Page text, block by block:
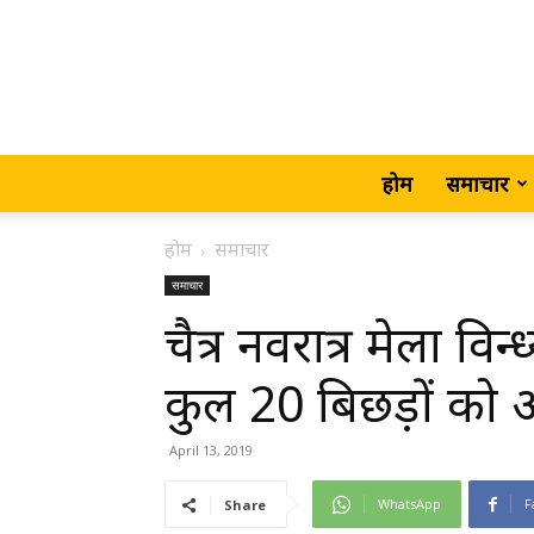
होम समाचार
होम समाचार
समाचार
चैत्र नवरात्र मेला
कुल 20 बिछड़ों को
April 13, 2019
Share WhatsApp